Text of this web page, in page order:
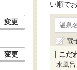
い順で
電
こだ
水風呂
変更
変更